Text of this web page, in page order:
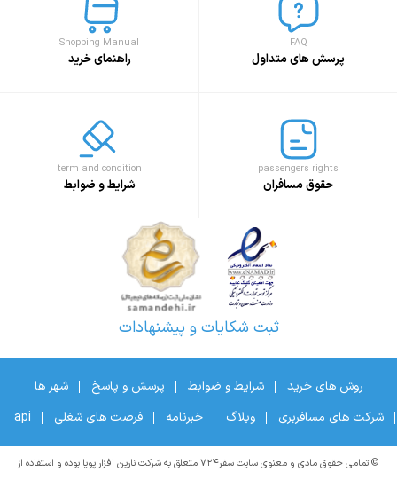
FAQ
پرسش های متداول
Shopping Manual
راهنمای خرید
passengers rights
حقوق مسافران
term and condition
شرایط و ضوابط
ثبت شکایات و پیشنهادات
روش های خرید شرایط و ضوابط پرسش و پاسخ
شهر ها
شرکت های مسافربری
وبلاگ خبرنامه فرصت های شغلی api
© تمامی حقوق مادی و معنوی سایت سفر۷۲۴ متعلق به شرکت نارین افزار پویا بوده و استفاده از